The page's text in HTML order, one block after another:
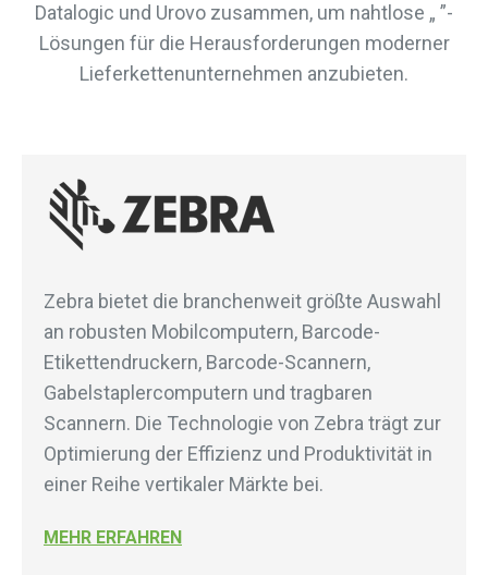
Datalogic und Urovo zusammen, um nahtlose „ ”-
Lösungen für die Herausforderungen moderner
Lieferkettenunternehmen anzubieten.
Zebra bietet die branchenweit größte Auswahl
an robusten Mobilcomputern, Barcode-
Etikettendruckern, Barcode-Scannern,
Gabelstaplercomputern und tragbaren
Scannern. Die Technologie von Zebra trägt zur
Optimierung der Effizienz und Produktivität in
einer Reihe vertikaler Märkte bei.
MEHR ERFAHREN